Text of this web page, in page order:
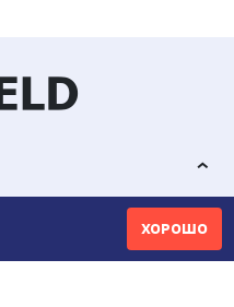
ХОРОШО